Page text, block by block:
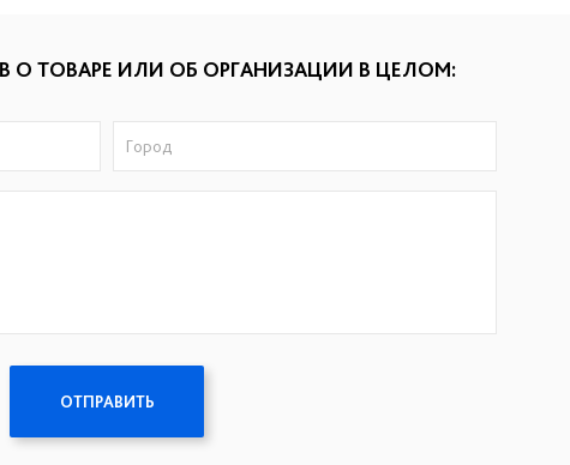
О ТОВАРЕ ИЛИ ОБ ОРГАНИЗАЦИИ В ЦЕЛОМ:
ОТПРАВИТЬ